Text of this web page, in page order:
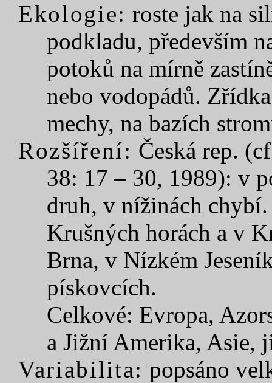
Ekologie: roste jak na
podkladu, především
potoků na mírně
nebo vodopádů.
mechy, na bazích
Rozšíření: Česká rep.
38: 17 – 30, 1989): v
druh, v nížinách
Krušných horách a v
Brna, v Nízkém
pískovcích.
Celkové: Evropa,
a Jižní Amerika, Asie,
Variabilita: popsáno